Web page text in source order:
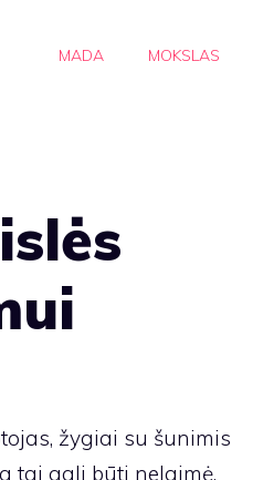
MADA MOKSLAS
žygiai su šunimis
tai gali būti nelaimė.